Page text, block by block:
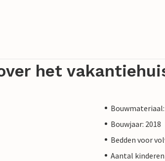
het
Bouwjaar: 2018
Bedden voor
Aantal